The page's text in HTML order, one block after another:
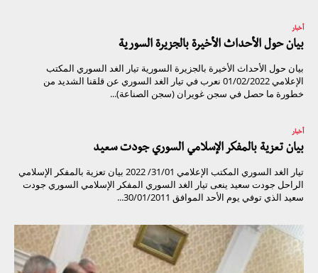
أخبار
بيان حول الأحداث الأخيرة بالجزيرة السورية
بيان حول الأحداث الأخيرة بالجزيرة السورية تيار الغد السوري المكتب
الإعلامي 01/02/2022 نعرب في تيار الغد السوري عن قلقنا الشديد من
خطورة ما حصل في سجن غويران (سجن الصناعة)...
أخبار
بيان تعزية بالمفكر الإسلامي السوري جودت سعيد
تيار الغد السوري المكتب الإعلامي 31/01/ 2022 بيان تعزية بالمفكر الإسلامي
الراحل جودت سعيد ينعى تيار الغد السوري المفكر الإسلامي السوري جودت
سعيد الذي توفي يوم الأحد الموافق 30/01/2011...